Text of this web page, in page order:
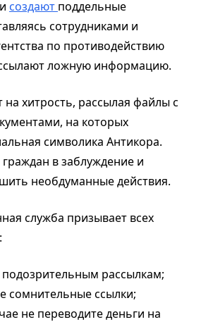
создают поддельные
сотрудниками и
по противодействию
ложную информацию.
хитрость, рассылая файлы с
на которых
символика Антикора.
граждан в заблуждение и
необдуманные действия.
служба призывает всех
подозрительным рассылкам;
сомнительные ссылки;
не переводите деньги на